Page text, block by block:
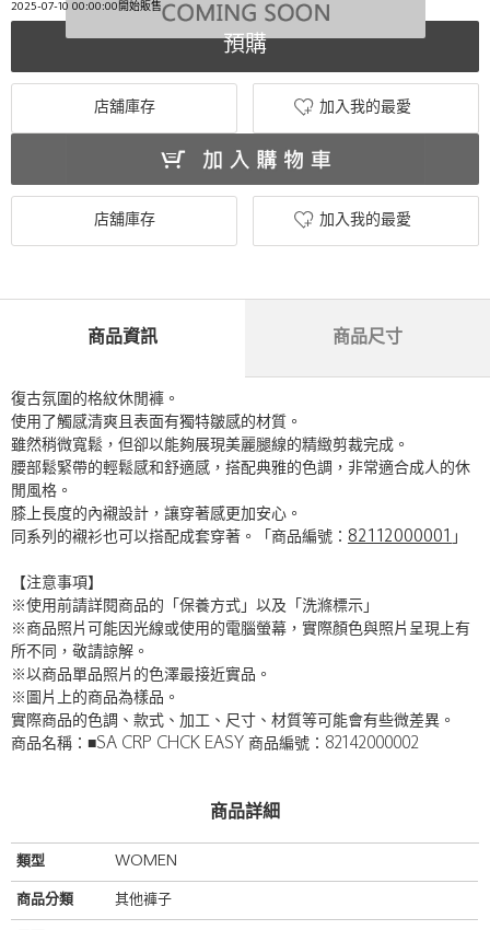
2025-07-10 00:00:00開始販售
預購
店舖庫存 加入我的最愛
店舖庫存 加入我的最愛
商品資訊 商品尺寸
復古氛圍的格紋休閒褲。
使用了觸感清爽且表面有獨特皺感的材質。
雖然稍微寬鬆，但卻以能夠展現美麗腿線的精緻剪裁完成。
腰部鬆緊帶的輕鬆感和舒適感，搭配典雅的色調，非常適合成人的休
閒風格。
膝上長度的內襯設計，讓穿著感更加安心。
同系列的襯衫也可以搭配成套穿著。「商品編號： 82112000001 」
【注意事項】
※使用前請詳閱商品的「保養方式」以及「洗滌標示」
※商品照片可能因光線或使用的電腦螢幕，實際顏色與照片呈現上有
所不同，敬請諒解。
※以商品單品照片的色澤最接近實品。
※圖片上的商品為樣品。
實際商品的色調、款式、加工、尺寸、材質等可能會有些微差異。
商品名稱：■SA CRP CHCK EASY 商品編號：82142000002
商品詳細
類型 WOMEN
商品分類 其他褲子